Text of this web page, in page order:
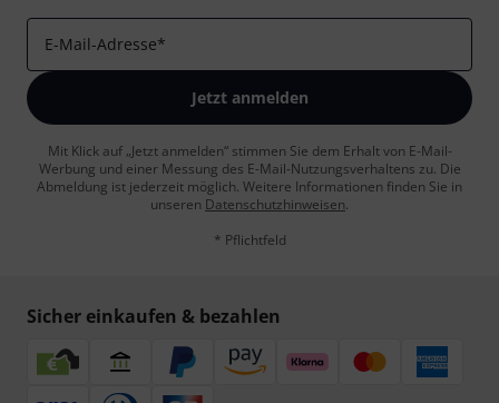
E-Mail-Adresse*
Jetzt anmelden
Mit Klick auf „Jetzt anmelden“ stimmen Sie dem Erhalt von E-Mail-
Werbung und einer Messung des E-Mail-Nutzungsverhaltens zu. Die
Abmeldung ist jederzeit möglich. Weitere Informationen finden Sie in
unseren Datenschutzhinweisen.
* Pflichtfeld
Sicher einkaufen & bezahlen